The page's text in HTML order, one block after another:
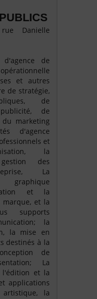
Danielle
de
et autres
de stratégie,
de
de
marketing
d'agence
et
la
des
La
et la
marque, et la
supports
la
la mise en
destinés à la
de
La
l'édition et la
applications
la